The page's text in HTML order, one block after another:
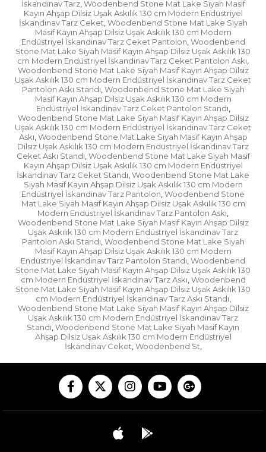
İskandinav Tarz, Woodenbend Stone Mat Lake Siyah Masif
Kayın Ahşap Dilsiz Uşak Askılık 130 cm Modern Endüstriyel
İskandinav Tarz Ceket Woodenbend Stone Mat Lake Siyah
Masif Kayın Ahşap Dilsiz Uşak Askılık 130 cm Modern
Endüstriyel İskandinav Tarz Ceket Pantolon Woodenbend
Stone Mat Lake Siyah Masif Kayın Ahşap Dilsiz Uşak Askılık 130
cm Modern Endüstriyel İskandinav Tarz Ceket Pantolon Askı
Woodenbend Stone Mat Lake Siyah Masif Kayın Ahşap Dilsiz
Uşak Askılık 130 cm Modern Endüstriyel İskandinav Tarz Ceket
Pantolon Askı Standı Woodenbend Stone Mat Lake Siyah
Masif Kayın Ahşap Dilsiz Uşak Askılık 130 cm Modern
Endüstriyel İskandinav Tarz Ceket Pantolon Standı
Woodenbend Stone Mat Lake Siyah Masif Kayın Ahşap Dilsiz
Uşak Askılık 130 cm Modern Endüstriyel İskandinav Tarz Ceket
Askı Woodenbend Stone Mat Lake Siyah Masif Kayın Ahşap
Dilsiz Uşak Askılık 130 cm Modern Endüstriyel İskandinav Tarz
Ceket Askı Standı Woodenbend Stone Mat Lake Siyah Masif
Kayın Ahşap Dilsiz Uşak Askılık 130 cm Modern Endüstriyel
İskandinav Tarz Ceket Standı Woodenbend Stone Mat Lake
Siyah Masif Kayın Ahşap Dilsiz Uşak Askılık 130 cm Modern
Endüstriyel İskandinav Tarz Pantolon Woodenbend Stone
Mat Lake Siyah Masif Kayın Ahşap Dilsiz Uşak Askılık 130 cm
Modern Endüstriyel İskandinav Tarz Pantolon Askı
Woodenbend Stone Mat Lake Siyah Masif Kayın Ahşap Dilsiz
Uşak Askılık 130 cm Modern Endüstriyel İskandinav Tarz
Pantolon Askı Standı Woodenbend Stone Mat Lake Siyah
Masif Kayın Ahşap Dilsiz Uşak Askılık 130 cm Modern
Endüstriyel İskandinav Tarz Pantolon Standı Woodenbend
Stone Mat Lake Siyah Masif Kayın Ahşap Dilsiz Uşak Askılık 130
cm Modern Endüstriyel İskandinav Tarz Askı Woodenbend
Stone Mat Lake Siyah Masif Kayın Ahşap Dilsiz Uşak Askılık 130
cm Modern Endüstriyel İskandinav Tarz Askı Standı
Woodenbend Stone Mat Lake Siyah Masif Kayın Ahşap Dilsiz
Uşak Askılık 130 cm Modern Endüstriyel İskandinav Tarz
Standı Woodenbend Stone Mat Lake Siyah Masif Kayın
Ahşap Dilsiz Uşak Askılık 130 cm Modern Endüstriyel
İskandinav Ceket Woodenbend St